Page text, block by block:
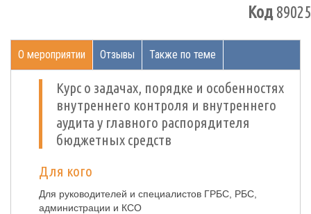
Код89025
О мероприятии Отзывы Также по теме
Курс о задачах, порядке и особенностях
внутреннего контроля и внутреннего
аудита у главного распорядителя
бюджетных средств
Для кого
Для руководителей и специалистов ГРБС, РБС,
администрации и КСО